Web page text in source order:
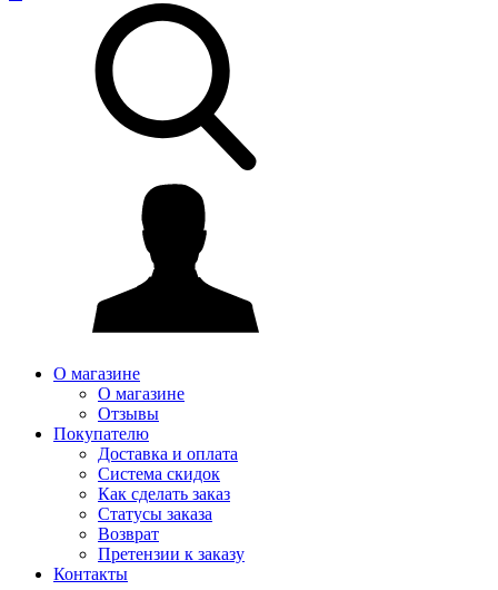
О магазине
О магазине
Отзывы
Покупателю
Доставка и оплата
Система скидок
Как сделать заказ
Статусы заказа
Возврат
Претензии к заказу
Контакты